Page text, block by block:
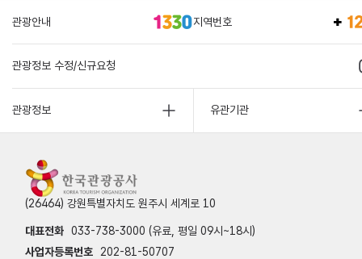
관광안내 지역번호
관광정보 수정/신규요청
관광정보 유관기관
(26464) 강원특별자치도 원주시 세계로 10
대표전화 033-738-3000 (유료, 평일 09시~18시)
사업자등록번호
202-81-50707